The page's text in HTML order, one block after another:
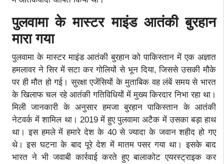
पुलवामा के मास्टर माइंड आतंकी बुरहान
मारा गया
पुलवामा के मास्टर माइंड आतंकी बुरहान को पाकिस्तान में एक अज्ञात
हमलावर ने सिर में सटा कर गोलियों से भून दिया, जिससे उसकी मौके
पर ही मौत हो गई। सुरक्षा एजेंसियों के मुताबिक वह लंबें समय से भारत
के खिलाफ चल रहे आतंकी गतिविधियों में मुख्य किरदार निभा रहा था।
मिली जानकारी के अनुसार हमजा बुरहान पाकिस्तान के आतंकी
नेटवर्क में शामिल था। 2019 में हुए पुलवामा अटैक में उसका बड़ा हाथ
था। इस हमले में हमारे देश के 40 से ज्यादा के जवान शहीद हो गए
थे। इस घटना के बाद पूरे देश में मातम पसर गया था। इसके बाद
भारत ने भी जवाबी कार्रवाई करते हुए बालाकोट एयरस्ट्राइक कर